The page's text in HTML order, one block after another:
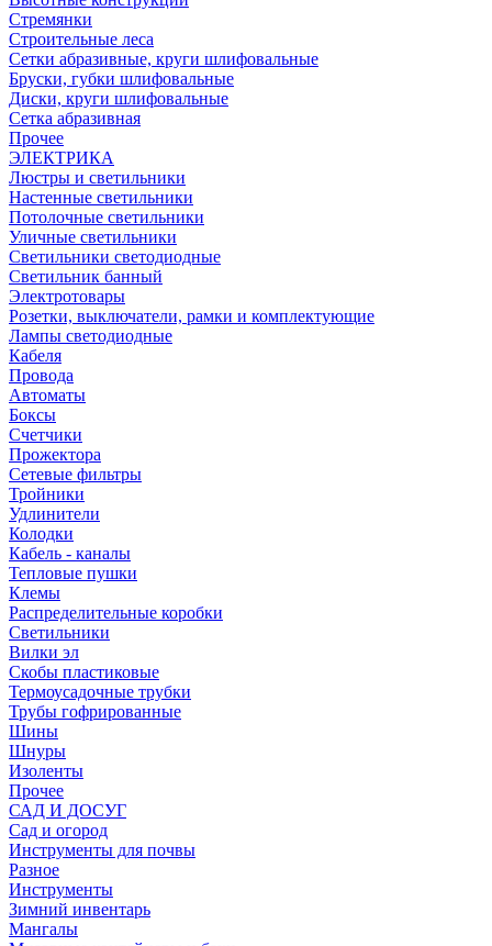
Стремянки
Строительные леса
Сетки абразивные, круги шлифовальные
Бруски, губки шлифовальные
Диски, круги шлифовальные
Сетка абразивная
Прочее
ЭЛЕКТРИКА
Люстры и светильники
Настенные светильники
Потолочные светильники
Уличные светильники
Светильники светодиодные
Светильник банный
Электротовары
Розетки, выключатели, рамки и комплектующие
Лампы светодиодные
Кабеля
Провода
Автоматы
Боксы
Счетчики
Прожектора
Сетевые фильтры
Тройники
Удлинители
Колодки
Кабель - каналы
Тепловые пушки
Клемы
Распределительные коробки
Светильники
Вилки эл
Скобы пластиковые
Термоусадочные трубки
Трубы гофрированные
Шины
Шнуры
Изоленты
Прочее
САД И ДОСУГ
Сад и огород
Инструменты для почвы
Разное
Инструменты
Зимний инвентарь
Мангалы